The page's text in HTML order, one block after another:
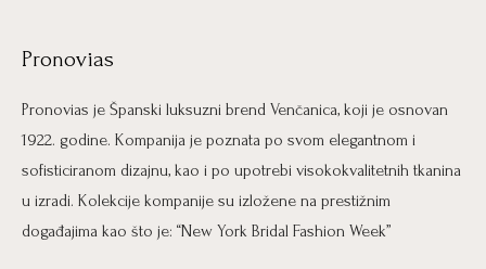
Pronovias
Pronovias je Španski luksuzni brend Venčanica, koji je osnovan
1922. godine. Kompanija je poznata po svom elegantnom i
sofisticiranom dizajnu, kao i po upotrebi visokokvalitetnih tkanina
u izradi. Kolekcije kompanije su izložene na prestižnim
događajima kao što je: “New York Bridal Fashion Week”